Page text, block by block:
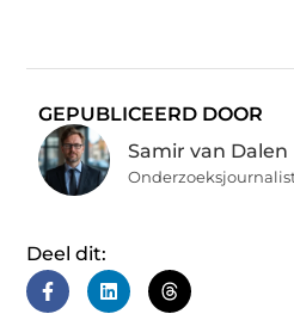
GEPUBLICEERD DOOR
Samir van Dalen
Deel dit: